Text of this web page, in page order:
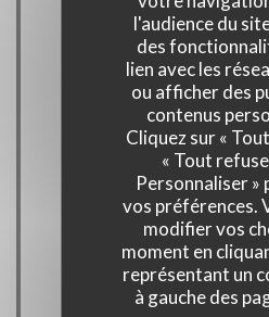
l'audience du
des
lien avec les
ou afficher des
contenus
Cliquez sur «
« Tout
Personnaliser »
vos préférences.
modifier vos
moment en
représentant un
à gauche des
Snacking, Bar à Vin, Bar
Parking public, Animaux
personnes à mobilité
Moyens de
Carte bancaire, Amex,
Contact, Apple Pay,